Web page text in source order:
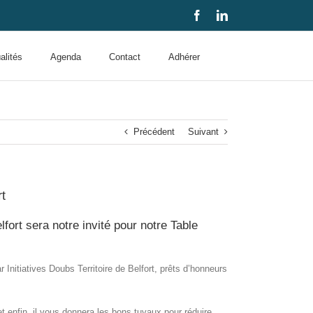
FacebookLinkedIn
Agenda Contact Adhérer
Précédent Suivant
sera notre invité pour notre Table
Doubs Territoire de Belfort, prêts d’honneurs